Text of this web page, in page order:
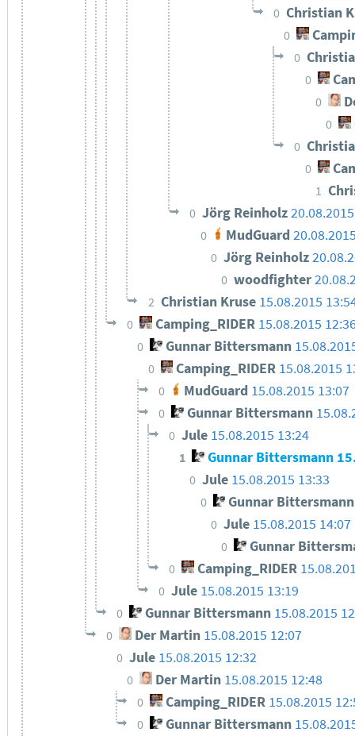
0 Christian
0
0
0
0
0
0
0
1
0 Jörg Reinholz
0 MudGuard
0 Jörg Reinholz
0 woodfighter
2 Christian Kruse 15.08.2015
0 Camping_RIDER 15.08.2015
0 Gunnar Bittersmann
0 Camping_RIDER 15.08.2015
0 MudGuard 15.08.2015 13:07
0 Gunnar Bittersmann
0 Jule 15.08.2015 13:24
1 Gunnar Bittersmann
0 Jule 15.08.2015 13:33
0 Gunnar Bittersmann
0 Jule 15.08.2015 14:07
0 Gunnar
0 Camping_RIDER
0 Jule 15.08.2015 13:19
0 Gunnar Bittersmann 15.08.2015
0 Der Martin 15.08.2015 12:07
0 Jule 15.08.2015 12:32
0 Der Martin 15.08.2015 12:48
0 Camping_RIDER 15.08.2015
0 Gunnar Bittersmann